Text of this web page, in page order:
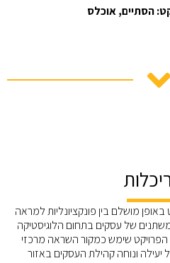
הסתיים, אוכלס
מושלם בין פונקציונליות למראה
של עסקים בתחום הלוגיסטיקה
שימש כמקור השראה מרכזי
יעילה ונוחה קהילת העסקים באזור